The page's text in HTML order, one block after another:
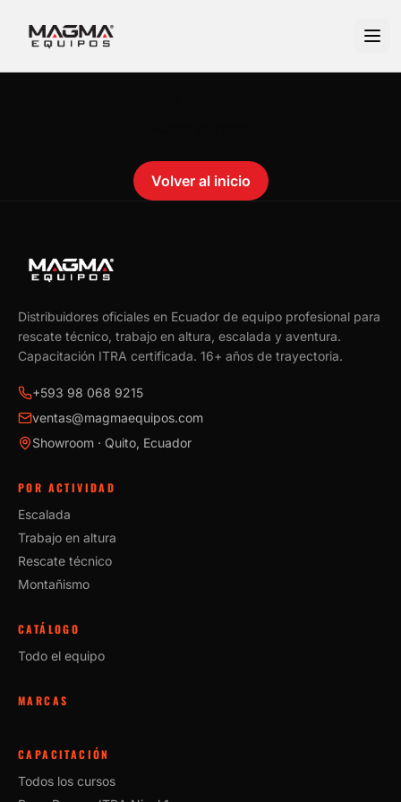
Volver al inicio
Distribuidores oficiales en Ecuador de equipo profesional para
rescate técnico, trabajo en altura, escalada y aventura.
Capacitación ITRA certificada. 16+ años de trayectoria.
+593 98 068 9215
ventas@magmaequipos.com
Showroom · Quito, Ecuador
POR ACTIVIDAD
Escalada
Trabajo en altura
Rescate técnico
Montañismo
CATÁLOGO
Todo el equipo
MARCAS
CAPACITACIÓN
Todos los cursos